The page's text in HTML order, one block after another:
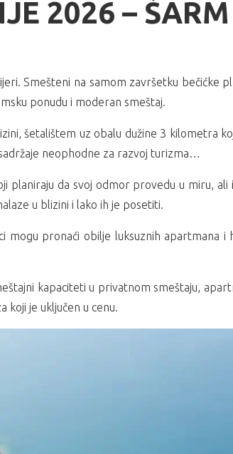
2026 –
Smešteni na samom završetku bečićke
ponudu i moderan smeštaj.
šetalištem uz obalu dužine 3 kilometra
neophodne za razvoj turizma…
planiraju da svoj odmor provedu u miru,
u blizini i lako ih je posetiti.
pronaći obilje luksuznih apartmana i
kapaciteti u privatnom smeštaju,
koji je uključen u cenu.